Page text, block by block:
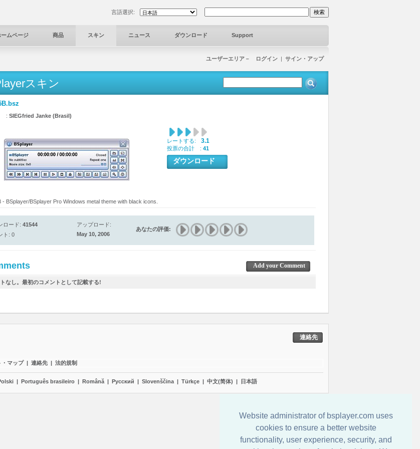
Website administrator of bsplayer.com uses
cookies to ensure a better website
functionality, user experience, security, and
言語選択:
ームページ 商品 スキン ニュース ダウンロード Support
ユーザーエリア－ ログイン | サイン・アップ
スキン
: SIEGfried Janke (Brasil)
レートする: 3.1
投票の合計 : 41
ダウンロード
- BSplayer/BSplayer Pro Windows metal theme with black icons.
ロード: 41544
ト: 0
アップロード:
May 10, 2006
あなたの評価:
Add your Comment
なし。最初のコメントとして記載する!
連絡先
・マップ | 連絡先 | 法的規制
| Português brasileiro | Română | Pyccĸий | Slovenščina | Türkçe | 中文(简体) | 日本語